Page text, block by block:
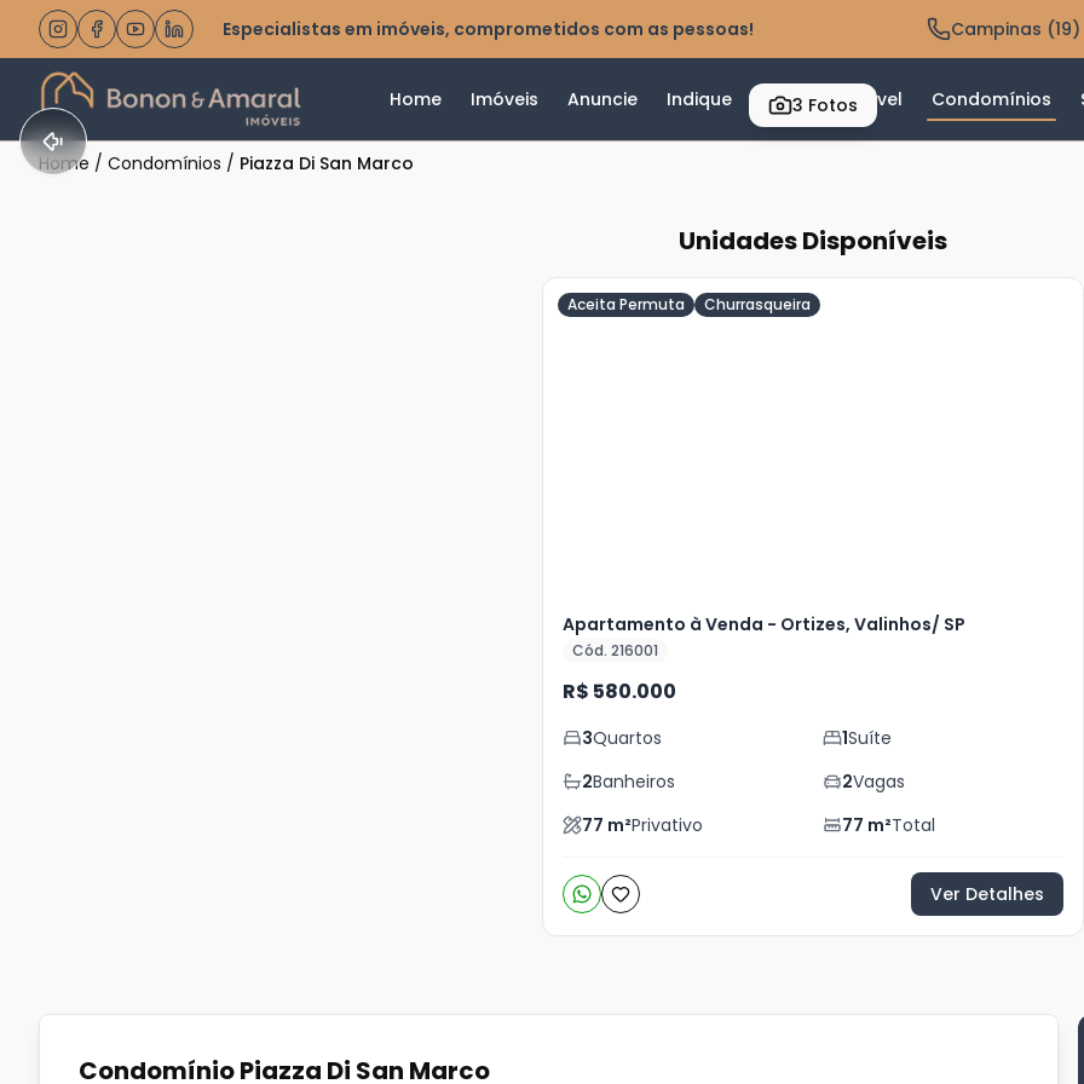
Especialistas em imóveis, comprometidos com as pessoas! Campinas
Home Imóveis Anuncie Indique Valor do Imóvel Condomínios
3 Fotos
Home / Condomínios / Piazza Di San Marco
Unidades Disponíveis
Aceita Permuta Churrasqueira
Apartamento à Venda - Ortizes, Valinhos/ SP
Cód. 216001
R$ 580.000
3Quartos 1Suíte
2Banheiros 2Vagas
77 m²Privativo 77 m²Total
Ver Detalhes
Condomínio Piazza Di San Marco